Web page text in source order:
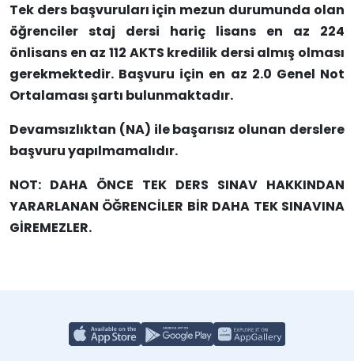
Tek ders başvuruları için mezun durumunda olan
öğrenciler staj dersi hariç lisans en az 224
önlisans en az 112 AKTS kredilik dersi almış olması
gerekmektedir. Başvuru için en az 2.0 Genel Not
Ortalaması şartı bulunmaktadır.
Devamsızlıktan (NA) ile başarısız olunan derslere
başvuru yapılmamalıdır.
NOT: DAHA ÖNCE TEK DERS SINAV HAKKINDAN
YARARLANAN ÖĞRENCİLER BİR DAHA TEK SINAVINA
GİREMEZLER.